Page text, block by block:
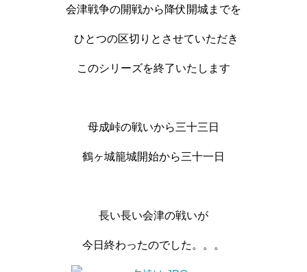
会津戦争の開戦から降伏開城までを
ひとつの区切りとさせていただき
このシリーズを終了いたします
母成峠の戦いから三十三日
鶴ヶ城籠城開始から三十一日
長い長い会津の戦いが
今日終わったのでした。。。